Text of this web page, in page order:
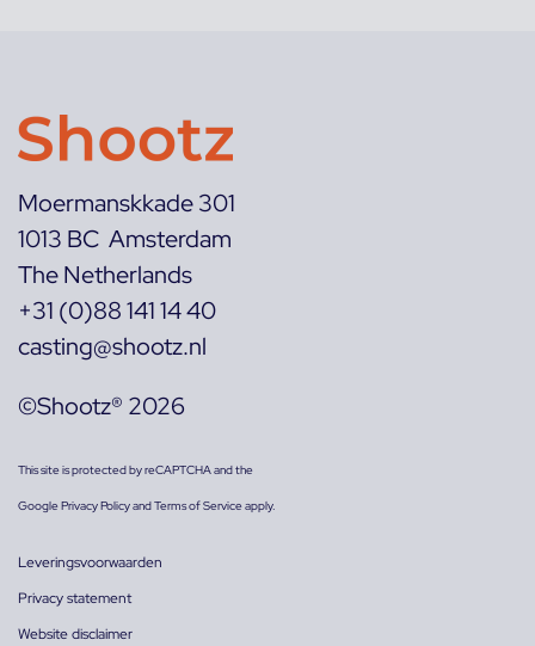
Moermanskkade 301
1013 BC Amsterdam
The Netherlands
+31 (0)88 141 14 40
casting@shootz.nl
©Shootz® 2026
This site is protected by reCAPTCHA and the
GooglePrivacy PolicyandTerms of Serviceapply.
Leveringsvoorwaarden
Privacy statement
Website disclaimer